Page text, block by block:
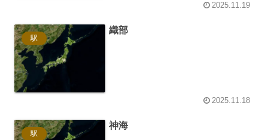
2025.11.19
駅
織部
2025.11.18
駅
神海